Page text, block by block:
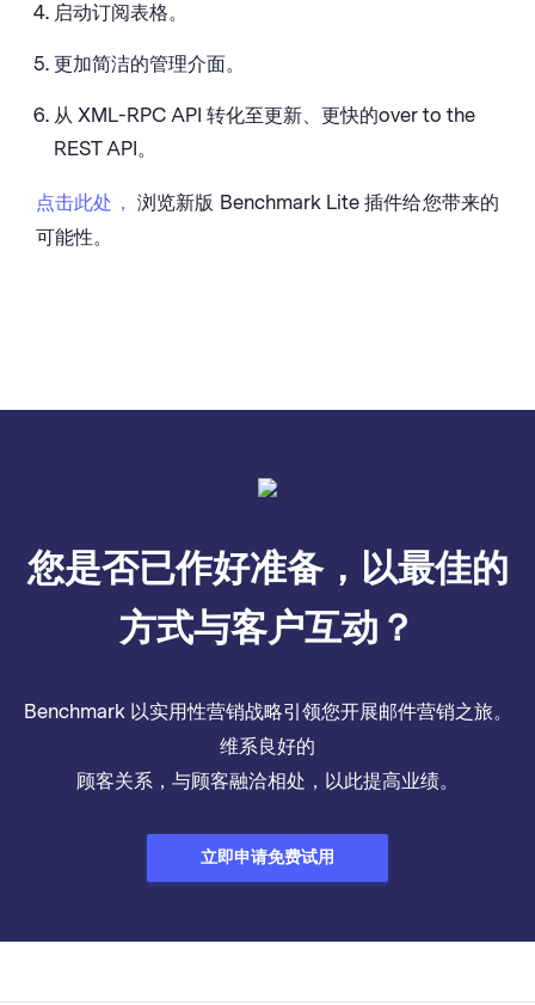
启动订阅表格。
更加简洁的管理介面。
从 XML-RPC API 转化至更新、更快的over to the
REST API。
点击此处， 浏览新版 Benchmark Lite 插件给您带来的
可能性。
您是否已作好准备，以最佳的
方式与客户互动？
Benchmark 以实用性营销战略引领您开展邮件营销之旅。
维系良好的
顾客关系，与顾客融洽相处，以此提高业绩。
立即申请免费试用